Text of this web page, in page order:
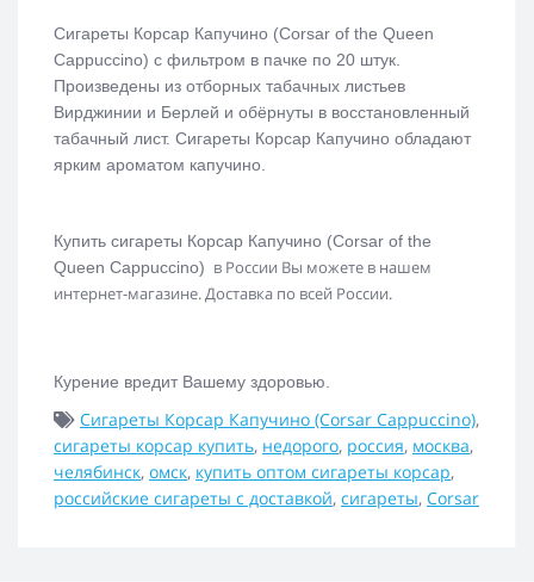
Сигареты Корсар Капучино (Corsar of the Queen
Cappuccino) с фильтром в пачке по 20 штук.
Произведены из отборных табачных листьев
Вирджинии и Берлей и обёрнуты в восстановленный
табачный лист. Сигареты Корсар Капучино обладают
ярким ароматом капучино.
Купить сигареты Корсар Капучино (Corsar of the
Queen Cappuccino) в России Вы можете в нашем
интернет-магазине. Доставка по всей России.
Курение вредит Вашему здоровью.
Сигареты Корсар Капучино (Corsar Cappuccino),
сигареты корсар купить, недорого, россия, москва,
челябинск, омск, купить оптом сигареты корсар,
российские сигареты с доставкой, сигареты, Corsar